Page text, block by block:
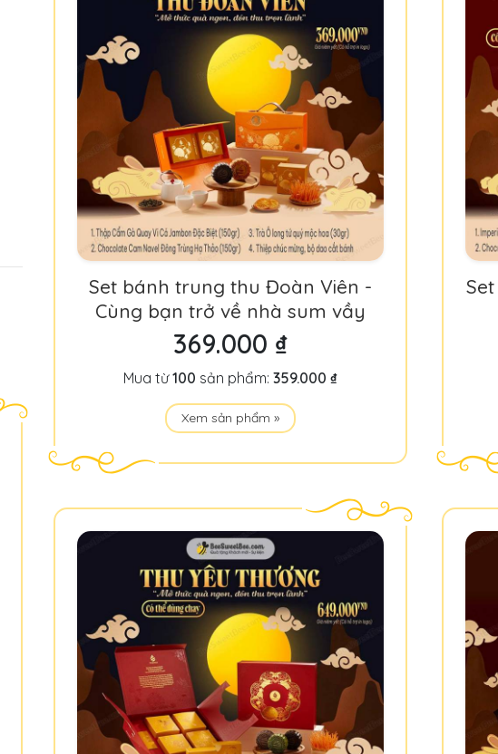
Set bánh trung thu Đoàn Viên -
Cùng bạn trở về nhà sum vầy
369.000 ₫
Mua từ100 sản phẩm: 359.000 ₫
Xem sản phẩm »